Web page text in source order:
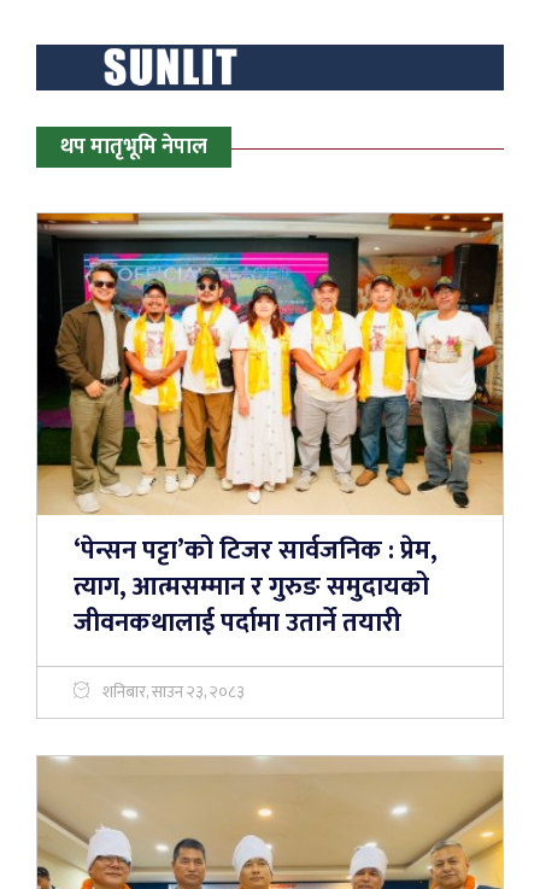
थप मातृभूमि नेपाल
‘पेन्सन पट्टा’को टिजर सार्वजनिक : प्रेम,
त्याग, आत्मसम्मान र गुरुङ समुदायको
जीवनकथालाई पर्दामा उतार्ने तयारी
शनिबार, साउन २३, २०८३